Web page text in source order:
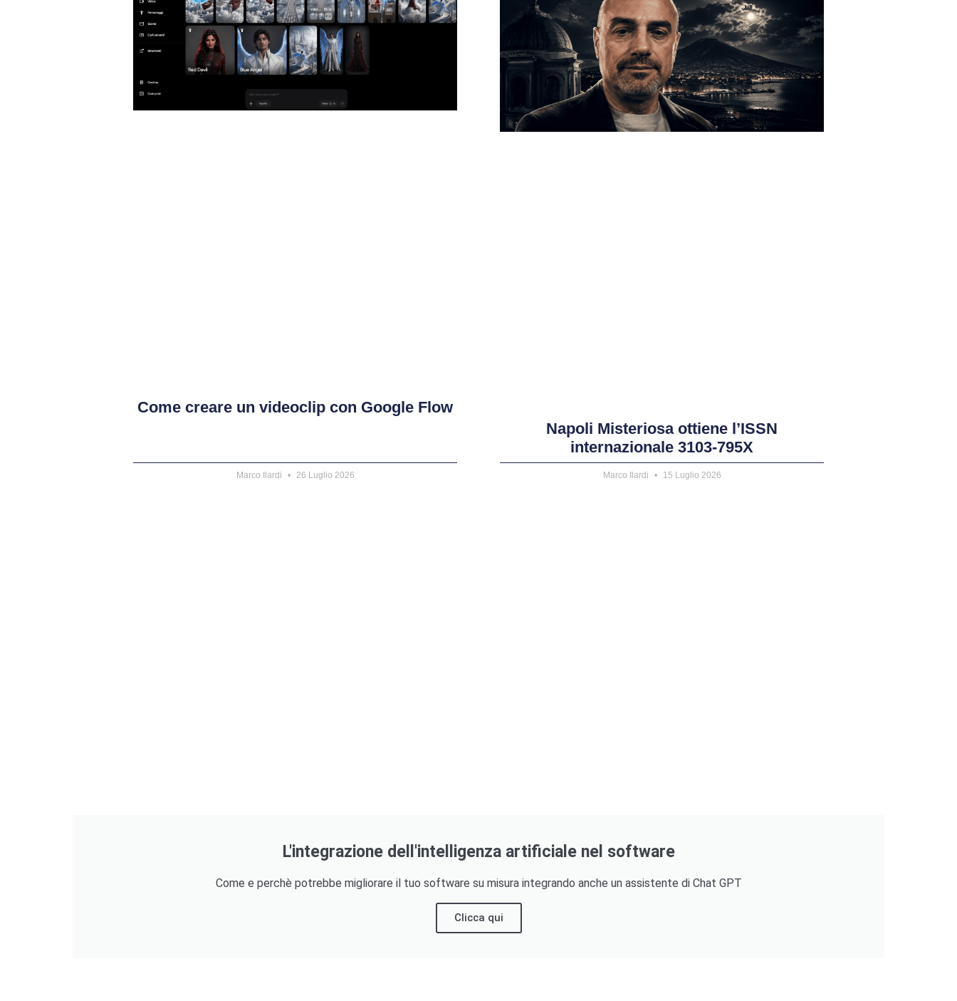
Come creare un videoclip con Google Flow
Marco Ilardi 26 Luglio 2026
Napoli Misteriosa ottiene l’ISSN
internazionale 3103-795X
Marco Ilardi 15 Luglio 2026
L'integrazione dell'intelligenza artificiale nel software
Come e perchè potrebbe migliorare il tuo software su misura integrando anche un assistente di Chat GPT
Clicca qui